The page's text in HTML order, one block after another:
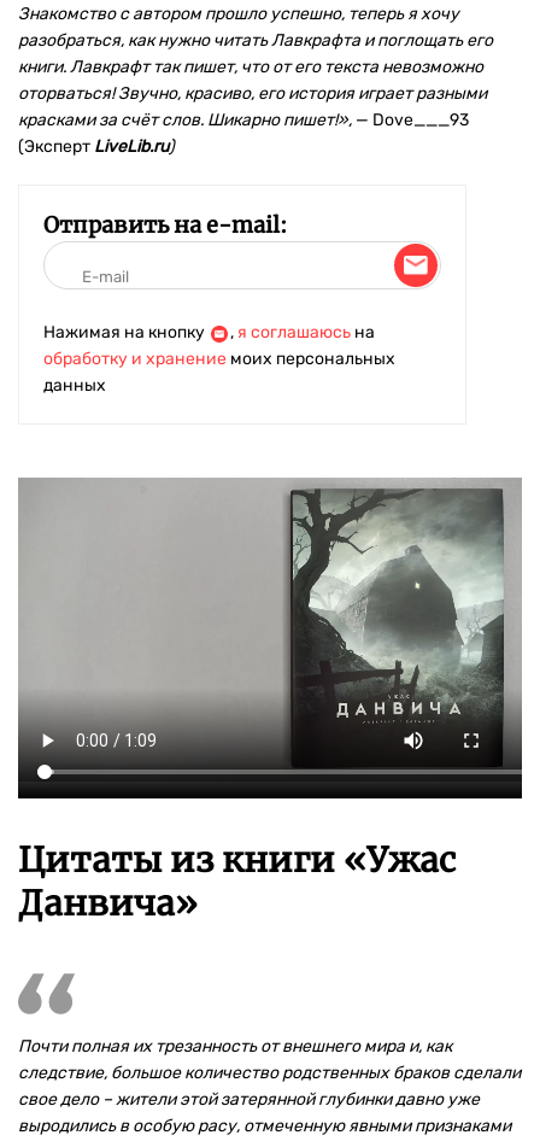
Знакомство с автором прошло успешно, теперь я хочу
разобраться, как нужно читать Лавкрафта и поглощать его
книги. Лавкрафт так пишет, что от его текста невозможно
оторваться! Звучно, красиво, его история играет разными
красками за счёт слов. Шикарно пишет!», — Dove___93
(Эксперт LiveLib.ru)
Отправить на e-mail:
Нажимая на кнопку , я соглашаюсь на
обработку и хранение моих персональных
данных
Цитаты из книги «Ужас
Данвича»
Почти полная их трезанность от внешнего мира и, как
следствие, большое количество родственных браков сделали
свое дело – жители этой затерянной глубинки давно уже
выродились в особую расу, отмеченную явными признаками